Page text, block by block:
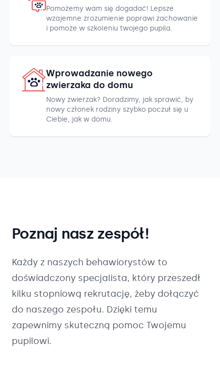
Pomożemy wam się dogadać! Lepsze
wzajemne zrozumienie poprawi zachowanie
i pomoże w szkoleniu twojego pupila.
Wprowadzanie nowego
zwierzaka do domu
Nowy zwierzak? Doradzimy, jak sprawić, by
nowy członek rodziny szybko poczuł się u
Ciebie, jak w domu.
Poznaj nasz zespół!
Każdy z naszych behawiorystów to
doświadczony specjalista, który przeszedł
kilku stopniową rekrutację, żeby dołączyć
do naszego zespołu. Dzięki temu
zapewnimy skuteczną pomoc Twojemu
pupilowi.